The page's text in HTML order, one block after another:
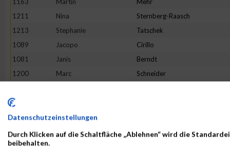
1211
Nina Sternberg-Raasch
1213
Stephanie Tatschek
1089
Jacopo Cirillo
1081
Janis Berndt
1200
Marc Schneider
1135
1217
Francis
1072
Philipp Appelt
1186
Datenschutzeinstellungen
Durch Klicken auf die Schaltfläche „Ablehnen“ wird die
beibehalten.